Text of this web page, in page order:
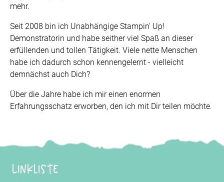
mehr.
Seit 2008 bin ich Unabhängige Stampin' Up!
Demonstratorin und habe seither viel Spaß an dieser
erfüllenden und tollen Tätigkeit. Viele nette Menschen
habe ich dadurch schon kennengelernt - vielleicht
demnächst auch Dich?
Über die Jahre habe ich mir einen enormen
Erfahrungsschatz erworben, den ich mit Dir teilen möchte.
Linkliste